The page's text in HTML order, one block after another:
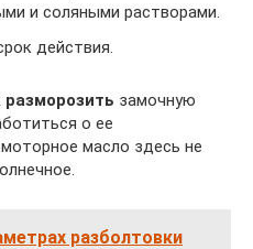
и соляными растворами.
действия.
разморозить замочную
о ее
масло здесь не
разболтовки